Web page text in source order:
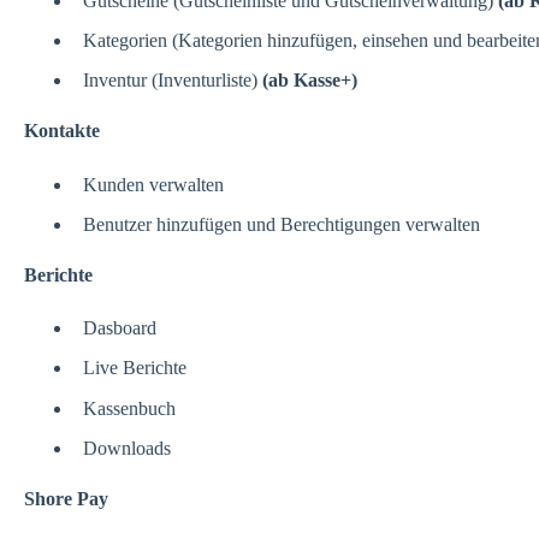
Kategorien (Kategorien hinzufügen, einsehen und
Inventur (Inventurliste) (ab Kasse+)
Kontakte
Kunden verwalten
Benutzer hinzufügen und Berechtigungen verwalten
Berichte
Dasboard
Live Berichte
Kassenbuch
Downloads
Shore Pay